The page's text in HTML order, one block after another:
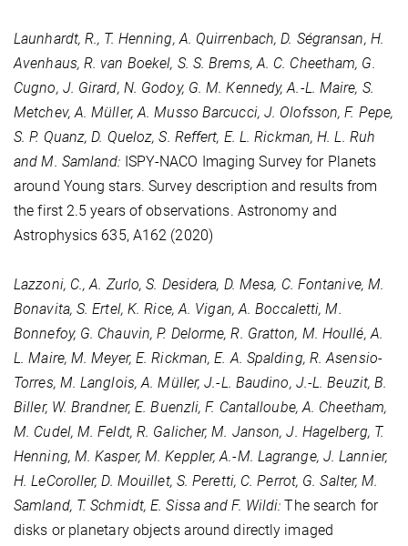
Launhardt, R., T. Henning, A. Quirrenbach, D. Ségransan, H.
Avenhaus, R. van Boekel, S. S. Brems, A. C. Cheetham, G.
Cugno, J. Girard, N. Godoy, G. M. Kennedy, A.-L. Maire, S.
Metchev, A. Müller, A. Musso Barcucci, J. Olofsson, F. Pepe,
S. P. Quanz, D. Queloz, S. Reffert, E. L. Rickman, H. L. Ruh
and M. Samland: ISPY-NACO Imaging Survey for Planets
around Young stars. Survey description and results from
the first 2.5 years of observations. Astronomy and
Astrophysics 635, A162 (2020)
Lazzoni, C., A. Zurlo, S. Desidera, D. Mesa, C. Fontanive, M.
Bonavita, S. Ertel, K. Rice, A. Vigan, A. Boccaletti, M.
Bonnefoy, G. Chauvin, P. Delorme, R. Gratton, M. Houllé, A.
L. Maire, M. Meyer, E. Rickman, E. A. Spalding, R. Asensio-
Torres, M. Langlois, A. Müller, J.-L. Baudino, J.-L. Beuzit, B.
Biller, W. Brandner, E. Buenzli, F. Cantalloube, A. Cheetham,
M. Cudel, M. Feldt, R. Galicher, M. Janson, J. Hagelberg, T.
Henning, M. Kasper, M. Keppler, A.-M. Lagrange, J. Lannier,
H. LeCoroller, D. Mouillet, S. Peretti, C. Perrot, G. Salter, M.
Samland, T. Schmidt, E. Sissa and F. Wildi: The search for
disks or planetary objects around directly imaged